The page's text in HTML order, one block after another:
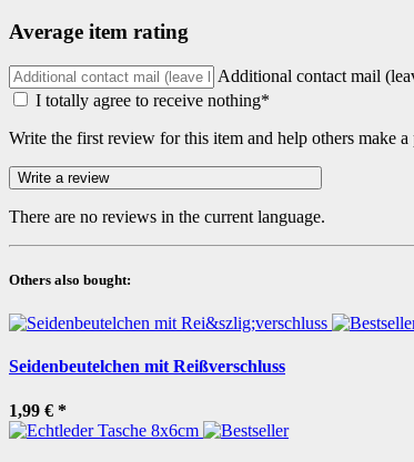
Average item rating
Additional contact mail
I totally agree to receive nothing*
Write the first review for this item and help others make a
There are no reviews in the current language.
Others also bought:
Seidenbeutelchen mit Reißverschluss
1,99 € *